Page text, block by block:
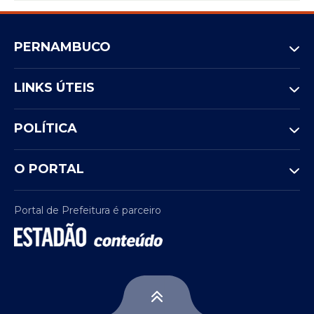
PERNAMBUCO
LINKS ÚTEIS
POLÍTICA
O PORTAL
Portal de Prefeitura é parceiro